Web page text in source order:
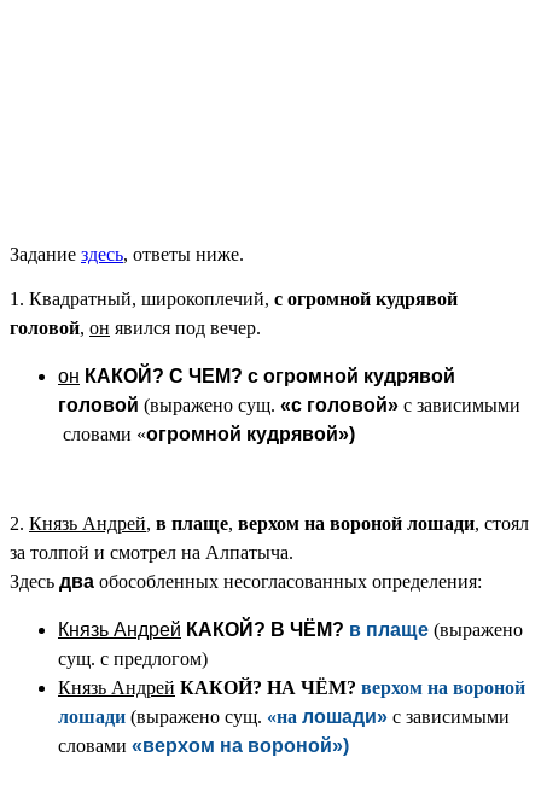
Задание здесь, ответы ниже.
1. Квадратный, широкоплечий, с огромной кудрявой
головой, он явился под вечер.
он КАКОЙ? С ЧЕМ? с огромной кудрявой
головой (выражено сущ. «с головой» с зависимыми
словами «огромной кудрявой»)
2. Князь Андрей, в плаще, верхом на вороной лошади, стоял
за толпой и смотрел на Алпатыча.
Здесь два обособленных несогласованных определения:
Князь Андрей КАКОЙ? В ЧЁМ? в плаще (выражено
сущ. с предлогом)
Князь Андрей КАКОЙ? НА ЧЁМ? верхом на вороной
лошади (выражено сущ. «на лошади» с зависимыми
словами «верхом на вороной»)